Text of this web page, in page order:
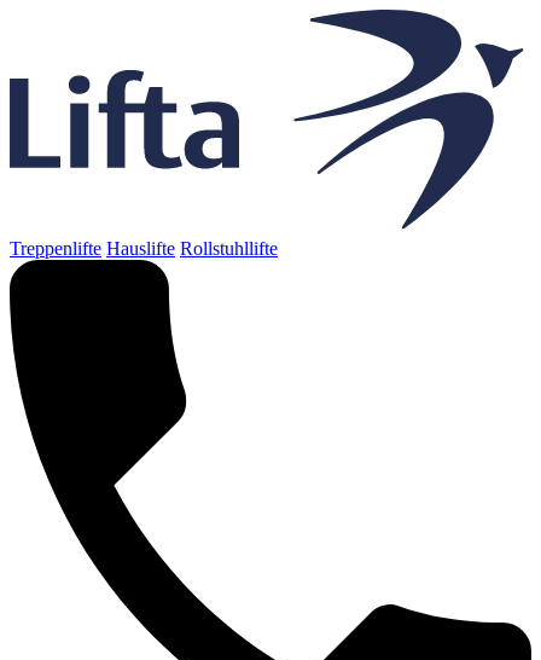
Treppenlifte Hauslifte Rollstuhllifte